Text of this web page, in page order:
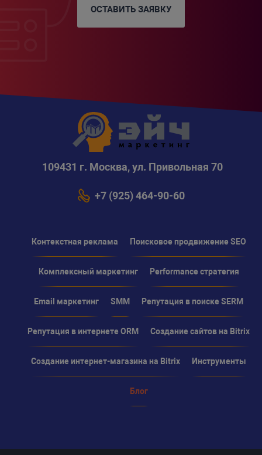
ОСТАВИТЬ ЗАЯВКУ
109431 г. Москва, ул. Привольная 70
+7 (925) 464-90-60
Контекстная реклама Поисковое продвижение SEO
Комплексный маркетинг Performance стратегия
Email маркетинг SMM Репутация в поиске SERM
Репутация в интернете ORM Создание сайтов на Bitrix
Создание интернет-магазина на Bitrix Инструменты
Блог